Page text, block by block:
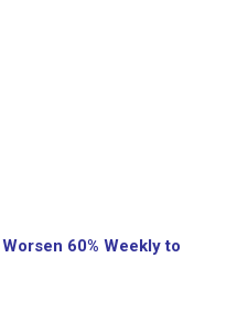
60% Weekly to